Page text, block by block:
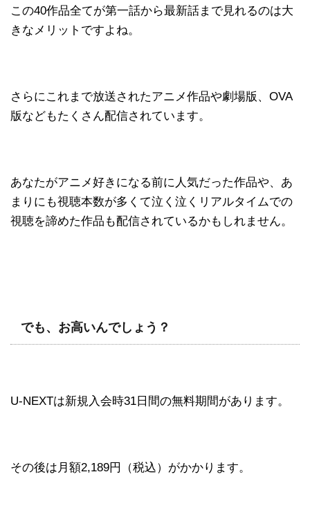
この40作品全てが第一話から最新話まで見れるのは大
きなメリットですよね。
さらにこれまで放送されたアニメ作品や劇場版、OVA
版などもたくさん配信されています。
あなたがアニメ好きになる前に人気だった作品や、あ
まりにも視聴本数が多くて泣く泣くリアルタイムでの
視聴を諦めた作品も配信されているかもしれません。
でも、お高いんでしょう？
U-NEXTは新規入会時31日間の無料期間があります。
その後は月額2,189円（税込）がかかります。